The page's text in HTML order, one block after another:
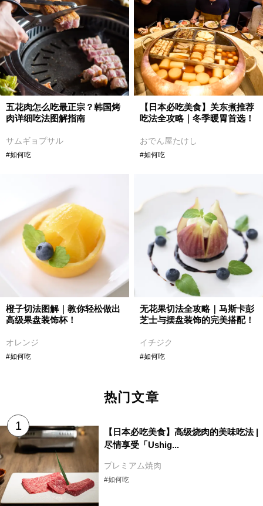
五花肉怎么吃最正宗？韩国烤
肉详细吃法图解指南
サムギョプサル
#如何吃
【日本必吃美食】关东煮推荐
吃法全攻略｜冬季暖胃首选！
おでん屋たけし
#如何吃
橙子切法图解｜教你轻松做出
高级果盘装饰杯！
オレンジ
#如何吃
无花果切法全攻略｜马斯卡彭
芝士与摆盘装饰的完美搭配！
イチジク
#如何吃
热门文章
【日本必吃美食】高级烧肉的美味吃法 |
尽情享受「Ushig...
プレミアム焼肉
#如何吃